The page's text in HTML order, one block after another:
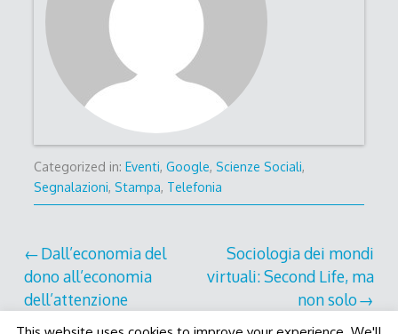
Categorized in: Eventi, Google, Scienze Sociali,
Segnalazioni, Stampa, Telefonia
Post
navigation
Dall’economia del
dono all’economia
dell’attenzione
Sociologia dei mondi
virtuali: Second Life, ma
non solo